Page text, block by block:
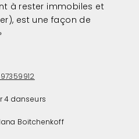
à rester immobiles et
est une façon de
4 danseurs
Boitchenkoff